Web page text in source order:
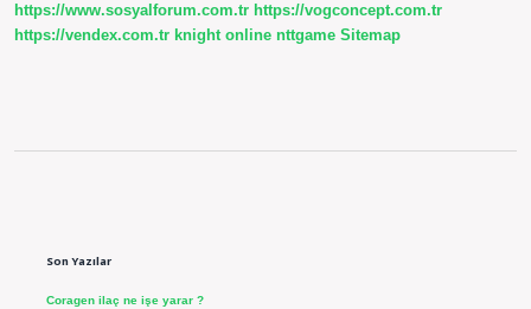
Verilen
Ne
https://www.sosyalforum.com.tr https://vogconcept.com.tr
https://vendex.com.tr knight online nttgame Sitemap
Son Yazılar
Coragen ilaç ne işe yarar ?